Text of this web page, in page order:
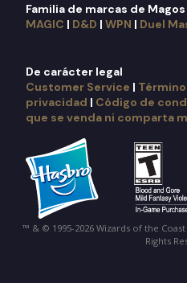
Familia de marcas de
MAGIC | D&D | WPN | Duel
De carácter legal
Customer Service |
privacidad | Código de
que se venda ni comparta
™ & © 1995-2026 Wizards of the
Rights